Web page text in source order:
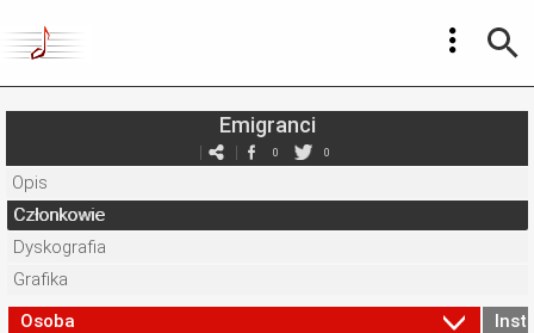
Emigranci
0 0
Opis
Członkowie
Dyskografia
Grafika
Osoba